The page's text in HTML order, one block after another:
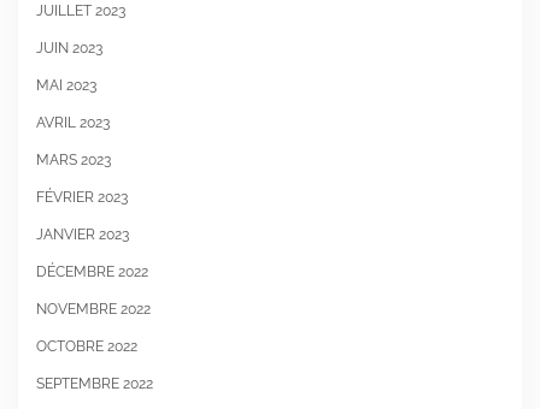
JUILLET 2023
JUIN 2023
MAI 2023
AVRIL 2023
MARS 2023
FÉVRIER 2023
JANVIER 2023
DÉCEMBRE 2022
NOVEMBRE 2022
OCTOBRE 2022
SEPTEMBRE 2022